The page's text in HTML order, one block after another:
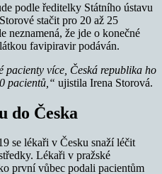
podle ředitelky Státního ústavu
stačit pro 20 až 25
neznamená, že jde o konečné
favipiravir podáván.
pacienty více, Česká republika ho
pacientů,“ ujistila Irena Storová.
do Česka
se lékaři v Česku snaží léčit
Lékaři v pražské
první vůbec podali pacientům